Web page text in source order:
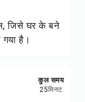
जिसे घर के बने
है।
कुल समय
25मिनट